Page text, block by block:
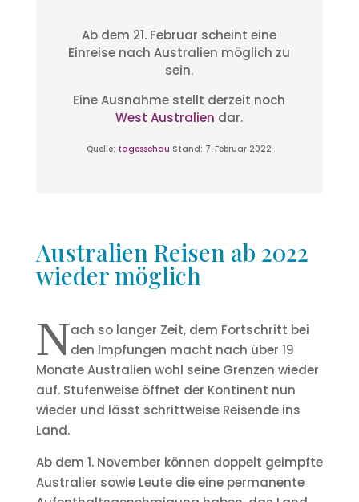
Ab dem 21. Februar scheint eine
Einreise nach Australien möglich zu
sein.
Eine Ausnahme stellt derzeit noch
West Australien dar.
Quelle: tagesschau Stand: 7. Februar 2022
Australien Reisen ab 2022
wieder möglich
Nach so langer Zeit, dem Fortschritt bei
den Impfungen macht nach über 19
Monate Australien wohl seine Grenzen wieder
auf. Stufenweise öffnet der Kontinent nun
wieder und lässt schrittweise Reisende ins
Land.
Ab dem 1. November können doppelt geimpfte
Australier sowie Leute die eine permanente